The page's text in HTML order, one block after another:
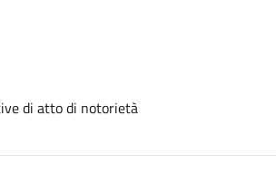
di atto di notorietà